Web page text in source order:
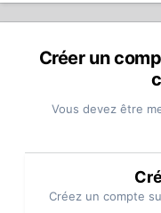
Créer un
Vous devez être
Créez un compte